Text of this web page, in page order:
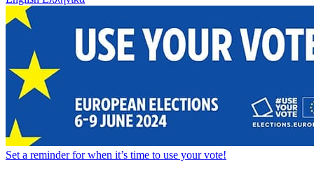
Set a reminderfor when it’s time to use your vote!